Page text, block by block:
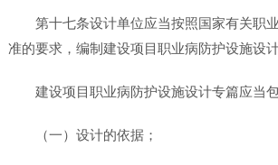
第十七条设计单位应当按照国家有关职
准的要求，编制建设项目职业病防护设施设计
建设项目职业病防护设施设计专篇应当
（一）设计的依据；